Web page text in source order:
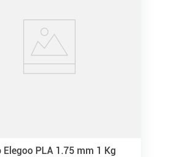
Elegoo PLA 1.75 mm 1 Kg